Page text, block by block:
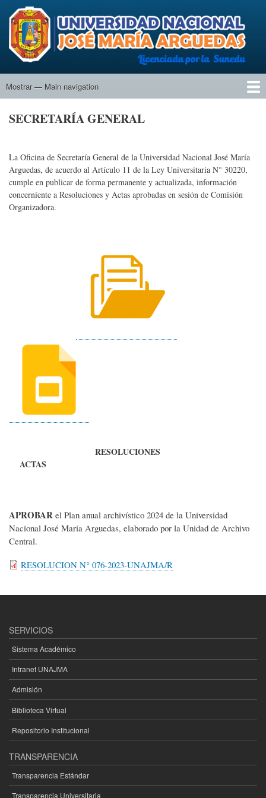
al
contenido
principal
Main
Mostrar — Main navigation
Inicio
Universidad
Actas
SECRETARÍA GENERAL
La Oficina de Secretaría General de la Universidad Nacional José María
Arguedas, de acuerdo al Artículo 11 de la Ley Universitaria N° 30220,
cumple en publicar de forma permanente y actualizada, información
concerniente a Resoluciones y Actas aprobadas en sesión de Comisión
Organizadora.
RESOLUCIONES
ACTAS
APROBAR el Plan anual archivístico 2024 de la Universidad
Nacional José María Arguedas, elaborado por la Unidad de Archivo
Central.
RESOLUCION N° 076-2023-UNAJMA/R
SERVICIOS
Sistema Académico
Intranet UNAJMA
Admisión
Biblioteca Virtual
Repositorio Institucional
TRANSPARENCIA
Transparencia Estándar
Transparencia Universitaria